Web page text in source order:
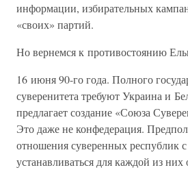
информации, избирательных
«своих» партий.
Но вернемся к противостоянию
16 июня 90-го года. Полного
суверенитета требуют Украина и
предлагает создание «Союза
Это даже не конфедерация.
отношения суверенных республик
устанавливаться для каждой из